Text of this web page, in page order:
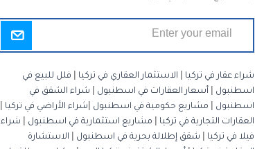
شراء عقار في تركيا الاستثمار العقاري في تركيا
فلل للبيع في
اسطنبول
أسعار العقارات في اسطنبول
شراء الشقق في
اسطنبول
مشاريع حكومية في اسطنبول شراء الأراضي في تركيا
العقارات التجارية في تركيا
مشاريع استثمارية في اسطنبول
شراء
فيلا في تركيا
شقق إطلالة بحرية في اسطنبول
الاستشارة